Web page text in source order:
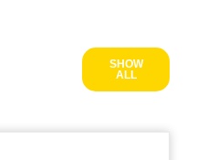
SHOW
ALL